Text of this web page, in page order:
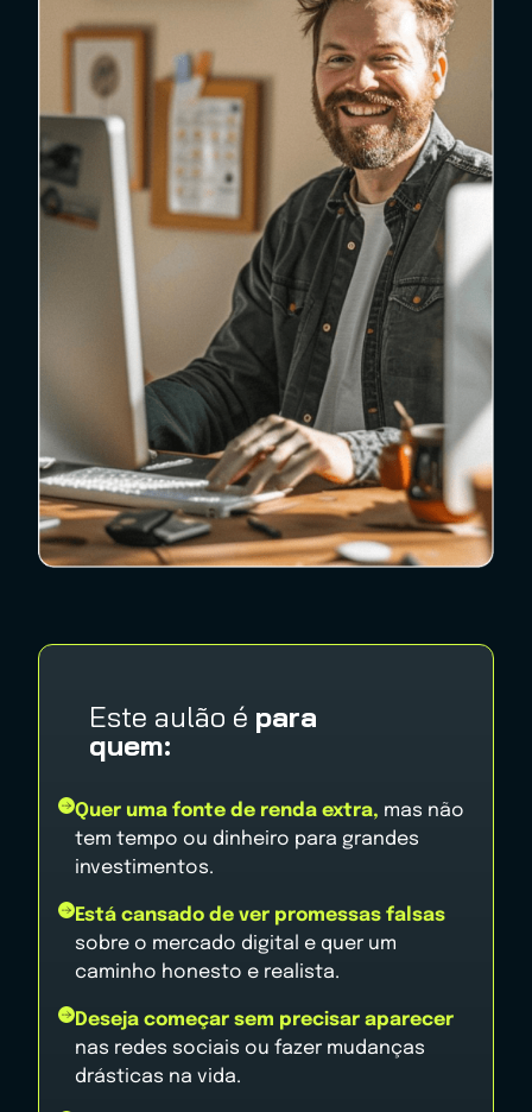
Este aulão é para
quem:
Quer uma fonte de renda extra, mas não
tem tempo ou dinheiro para grandes
investimentos.
Está cansado de ver promessas falsas
sobre o mercado digital e quer um
caminho honesto e realista.
Deseja começar sem precisar aparecer
nas redes sociais ou fazer mudanças
drásticas na vida.